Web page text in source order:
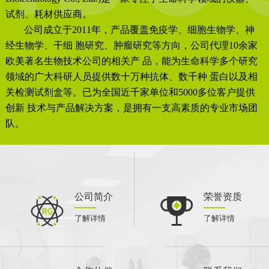
试剂、耗材供应商。
公司成立于2011年，产品覆盖免疫学、细胞生物学、神
经生物学、干细 胞研究、肿瘤研究等方向，公司代理10余家
欧美著名生物技术公司的相关产 品，能为生命科学多个研究
领域的广大科研人员提供数十万种抗体、数千种 蛋白以及相
关检测试剂盒等。已为全国近千家单位和5000多位客户提供
创新 技术与产品解决方案，是拥有一支高素质的专业市场团
队。
公司简介
了解详情
荣誉资质
了解详情